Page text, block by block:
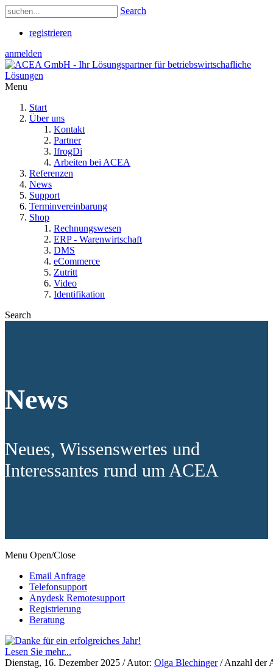
Search
registrieren
anmelden
Menu
Start
Über uns
Kontakt
Partner
IfrogDi
Arbeiten bei ACEA
Referenzen
News
Support
Terminvereinbarung
Shop
Rechnungswesen
ERP - Warenwirtschaft
DMS
eCommerce
Zutritt
Video
Identifikation
Search
News
Neues, Wissenswertes und
Interessantes rund um ACEA
Menu Open/Close
Email Anfrage
Telefonsupport
Anydesk Remotesupport
Registrierung
Beratung
Lesen Sie mehr...
Dienstag, 16. Dezember 2025 / Autor: Olga Blechinger/ Anzahl der